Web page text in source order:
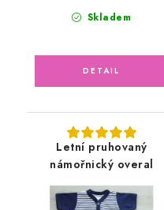
Skladem
Letní pruhovaný
námořnický overal